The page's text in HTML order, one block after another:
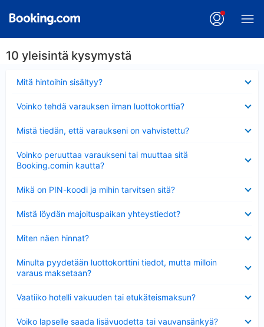
10 yleisintä kysymystä
Mitä hintoihin sisältyy?
Voinko tehdä varauksen ilman luottokorttia?
Mistä tiedän, että varaukseni on vahvistettu?
Voinko peruuttaa varaukseni tai muuttaa sitä
Booking.comin kautta?
Mikä on PIN-koodi ja mihin tarvitsen sitä?
Mistä löydän majoituspaikan yhteystiedot?
Miten näen hinnat?
Minulta pyydetään luottokorttini tiedot, mutta milloin
varaus maksetaan?
Vaatiiko hotelli vakuuden tai etukäteismaksun?
Voiko lapselle saada lisävuodetta tai vauvansänkyä?